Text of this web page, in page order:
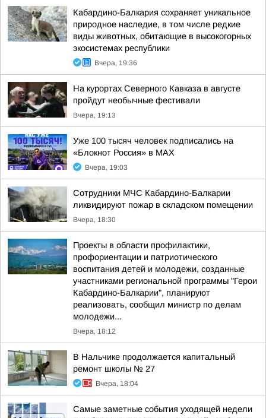
Кабардино-Балкария сохраняет уникальное
природное наследие, в том числе редкие
виды животных, обитающие в высокогорных
экосистемах республики
Вчера, 19:36
На курортах Северного Кавказа в августе
пройдут необычные фестивали
Вчера, 19:13
Уже 100 тысяч человек подписались на
«Блокнот Россия» в МАХ
Вчера, 19:03
Сотрудники МЧС Кабардино-Балкарии
ликвидируют пожар в складском помещении
Вчера, 18:30
Проекты в области профилактики,
профориентации и патриотического
воспитания детей и молодежи, созданные
участниками региональной программы "Герои
Кабардино-Балкарии", планируют
реализовать, сообщил министр по делам
молодежи...
Вчера, 18:12
В Нальчике продолжается капитальный
ремонт школы № 27
Вчера, 18:04
Самые заметные события уходящей недели